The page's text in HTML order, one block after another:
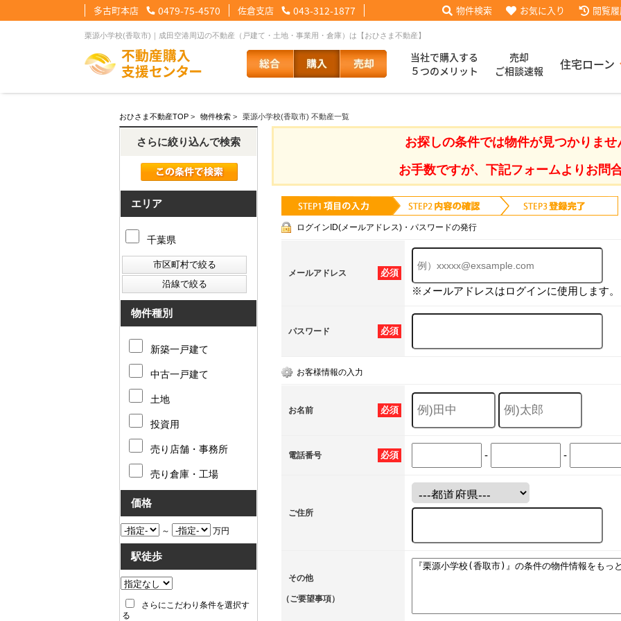
栗源小学校(香取市)｜成田空港周辺の不動産（戸建て・土地・事業用・倉庫）は【おひさま不動産】
多古町本店 0479-75-4570 佐倉支店 043-312-1877 物件検索 お気に入り 閲覧
当社で購入する
５つのメリット
売却
ご相談速報
住宅ローン
【住宅ローンメニュー】
住宅ローンに強い理由
【会社情報メニュー】
会社概要 スタッフ紹介 お客様の声 当社の歩み 履歴
その他の事業紹介 健康経営優良法人2025 採用情報
【お問合せメニュー】
メール問合せ LINE問合せ 査定依頼 協力業者様募集 ローコ
おひさま不動産TOP > 物件検索 > 栗源小学校(香取市) 不動産一覧
お探しの条件では物件が見つかりませ
お手数ですが、下記フォームよりお問
ログインID(メールアドレス)・パスワードの発行
必須
メールアドレス
※メールアドレスはログインに使用します。
必須
パスワード
お客様情報の入力
必須
お名前
必須
電話番号 - -
ご住所
その他
（ご要望事項）
さらに絞り込んで検索
エリア
千葉県
物件種別
新築一戸建て
中古一戸建て
土地
投資用
売り店舗・事務所
売り倉庫・工場
価格
～ 万円
駅徒歩
さらにこだわり条件を選択す
る